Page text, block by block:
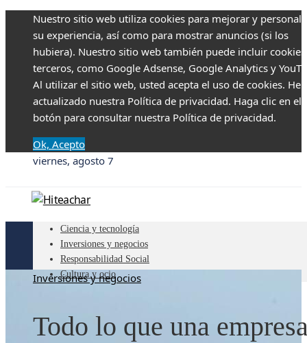
Nuestro sitio web utiliza cookies para mejorar y
su experiencia, así como para mostrar anuncios (si los
hubiera). Nuestro sitio web también puede incluir
terceros, como Google Adsense, Google Analytics y
Al utilizar el sitio web, usted acepta el uso de cookies.
actualizado nuestra Política de privacidad. Haga clic en el
botón para consultar nuestra Política de privacidad.
Ok, Acepto
viernes, agosto 7
Ciencia y tecnología
Inversiones y negocios
Responsabilidad Social
Cultura y ocio
Inversiones y negocios
Todo lo que una